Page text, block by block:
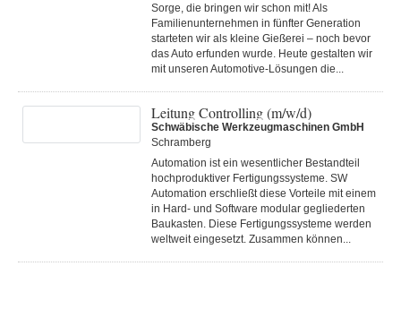
Sorge, die bringen wir schon mit! Als
Familienunternehmen in fünfter Generation
starteten wir als kleine Gießerei – noch bevor
das Auto erfunden wurde. Heute gestalten wir
mit unseren Automotive-Lösungen die...
Leitung Controlling (m/w/d)
Schwäbische Werkzeugmaschinen GmbH
Schramberg
Automation ist ein wesentlicher Bestandteil
hochproduktiver Fertigungssysteme. SW
Automation erschließt diese Vorteile mit einem
in Hard- und Software modular gegliederten
Baukasten. Diese Fertigungs­systeme werden
weltweit eingesetzt. Zusammen können...